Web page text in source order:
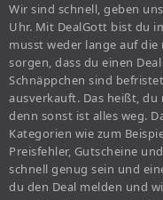
Wir sind schnell, geben
Uhr. Mit DealGott bist du
musst weder lange auf
sorgen, dass du einen
Schnäppchen sind
ausverkauft. Das heißt, du
denn sonst ist alles weg.
Kategorien wie zum
Preisfehler, Gutscheine
schnell genug sein und
du den Deal melden und